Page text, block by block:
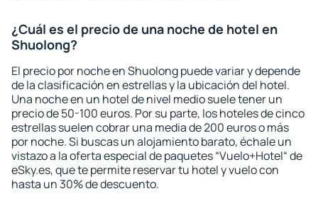
¿Cuál es el precio de una noche de hotel en
Shuolong?
El precio por noche en Shuolong puede variar y depende
de la clasificación en estrellas y la ubicación del hotel.
Una noche en un hotel de nivel medio suele tener un
precio de 50-100 euros. Por su parte, los hoteles de cinco
estrellas suelen cobrar una media de 200 euros o más
por noche. Si buscas un alojamiento barato, échale un
vistazo a la oferta especial de paquetes “Vuelo+Hotel“ de
eSky.es, que te permite reservar tu hotel y vuelo con
hasta un 30% de descuento.